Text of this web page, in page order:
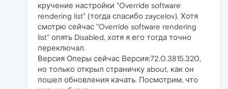
кручение настройки "Override software
rendering list" (тогда спасибо zaycelov). Хотя
смотрю сейчас "Override software rendering
list" опять Disabled, хотя я его тогда точно
переключал.
Версия Оперы сейчас Версия:72.0.3815.320,
но только открыл страничку about, как он
пошел обновления качать. Посмотрим, что